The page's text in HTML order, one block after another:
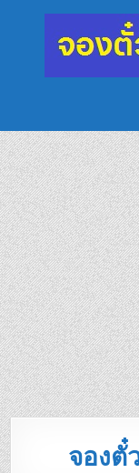
จองตั๋วรถไฟ
นั่งรถไฟเที่ยวประเทศ
จองตั๋